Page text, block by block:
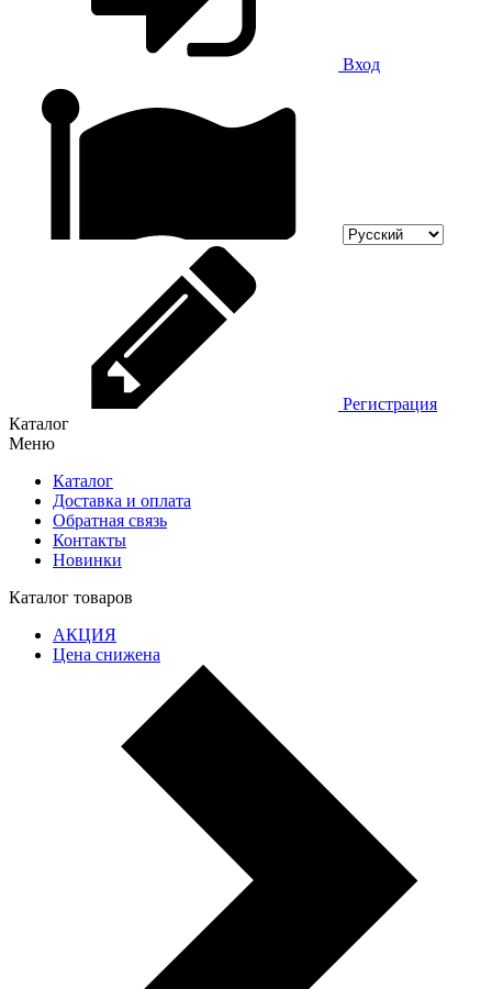
Вход
Регистрация
Каталог
Меню
Каталог
Доставка и оплата
Обратная связь
Контакты
Новинки
Каталог товаров
АКЦИЯ
Цена снижена